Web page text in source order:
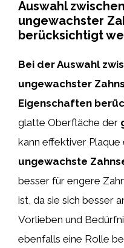
Auswahl
ungewachster
berücksichtigt
Bei der Auswahl
ungewachster
Eigenschaften
glatte Oberfläche der
kann effektiver
ungewachste
besser für engere
ist, da sie sich besser
Vorlieben und
ebenfalls eine Rolle